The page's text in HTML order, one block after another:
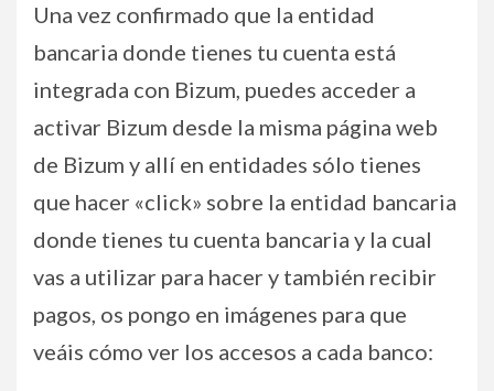
Una vez confirmado que la entidad
bancaria donde tienes tu cuenta está
integrada con Bizum, puedes acceder a
activar Bizum desde la misma página web
de Bizum y allí en entidades sólo tienes
que hacer «click» sobre la entidad bancaria
donde tienes tu cuenta bancaria y la cual
vas a utilizar para hacer y también recibir
pagos, os pongo en imágenes para que
veáis cómo ver los accesos a cada banco: